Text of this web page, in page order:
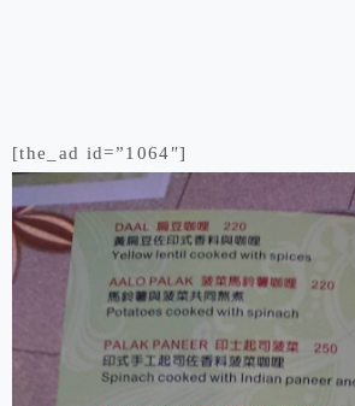
[the_ad id=”1064″]